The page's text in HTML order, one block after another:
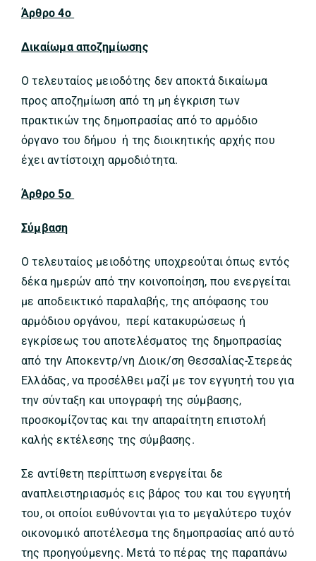
Άρθρο 4ο
Δικαίωμα αποζημίωσης
Ο τελευταίος μειοδότης δεν αποκτά δικαίωμα
προς αποζημίωση από τη μη έγκριση των
πρακτικών της δημοπρασίας από το αρμόδιο
όργανο του δήμου ή της διοικητικής αρχής που
έχει αντίστοιχη αρμοδιότητα.
Άρθρο 5ο
Σύμβαση
Ο τελευταίος μειοδότης υποχρεούται όπως εντός
δέκα ημερών από την κοινοποίηση, που ενεργείται
με αποδεικτικό παραλαβής, της απόφασης του
αρμόδιου οργάνου, περί κατακυρώσεως ή
εγκρίσεως του αποτελέσματος της δημοπρασίας
από την Αποκεντρ/νη Διοικ/ση Θεσσαλίας-Στερεάς
Ελλάδας, να προσέλθει μαζί με τον εγγυητή του για
την σύνταξη και υπογραφή της σύμβασης,
προσκομίζοντας και την απαραίτητη επιστολή
καλής εκτέλεσης της σύμβασης.
Σε αντίθετη περίπτωση ενεργείται δε
αναπλειστηριασμός εις βάρος του και του εγγυητή
του, οι οποίοι ευθύνονται για το μεγαλύτερο τυχόν
οικονομικό αποτέλεσμα της δημοπρασίας από αυτό
της προηγούμενης. Μετά το πέρας της παραπάνω